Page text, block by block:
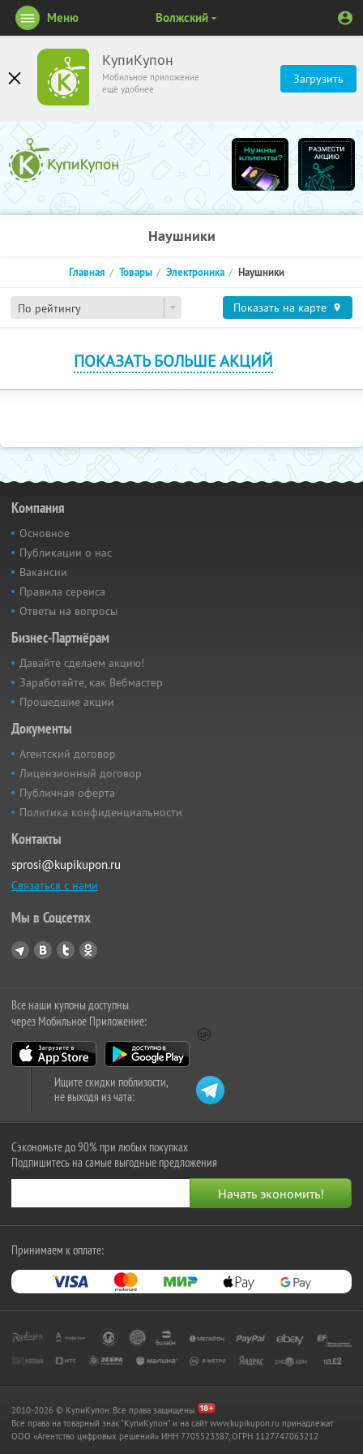
КупиКупон
Мобильное приложение
ещё удобнее
Загрузить
Меню Волжский
Наушники
По рейтингу
Главная Товары Электроника Наушники
Показать на карте
ПОКАЗАТЬ БОЛЬШЕ АКЦИЙ
Компания
Основное
Публикации о нас
Вакансии
Правила сервиса
Ответы на вопросы
Бизнес-Партнёрам
Давайте сделаем акцию!
Заработайте, как Вебмастер
Прошедшие акции
Документы
Агентский договор
Лицензионный договор
Публичная оферта
Политика конфиденциальности
Контакты
sprosi@kupikupon.ru
Связаться с нами
Мы в Соцсетях
Все наши купоны доступны
через Мобильное Приложение:
Ищите скидки поблизости,
не выходя из чата:
Сэкономьте до 90% при любых покупках
Подпишитесь на самые выгодные предложения
Принимаем к оплате:
2010-2026 © КупиКупон. Все права защищены.
Все права на товарный знак "КупиКупон" и на сайт www.kupikupon.ru принадлежат
OOO «Агентство цифровых решений» ИНН 7705523387, ОГРН 1127747063212